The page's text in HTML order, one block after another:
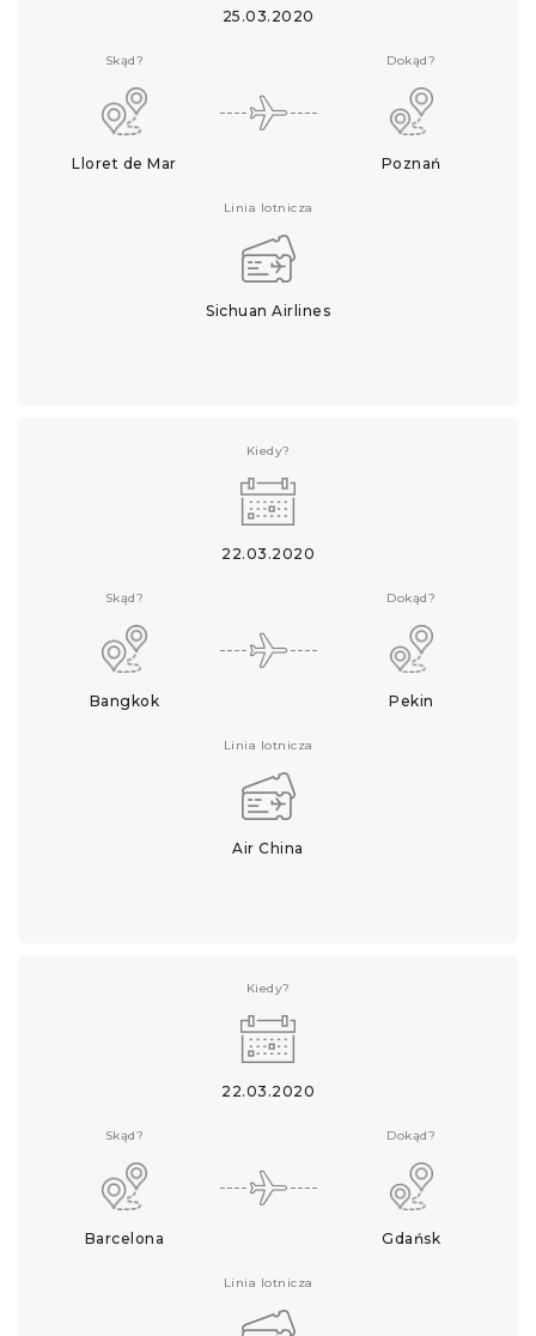
25.03.2020
Skąd?
Lloret de Mar
Dokąd?
Poznań
Linia lotnicza
Sichuan Airlines
Kiedy?
22.03.2020
Skąd?
Bangkok
Dokąd?
Pekin
Linia lotnicza
Air China
Kiedy?
22.03.2020
Skąd?
Barcelona
Dokąd?
Gdańsk
Linia lotnicza